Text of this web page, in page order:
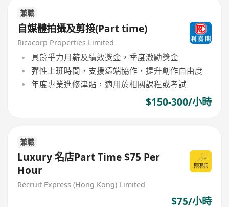
兼職
自媒體拍攝及剪接(Part time)
Ricacorp Properties Limited
具競爭力月薪及績效獎金，季度激勵獎金
彈性上班時間，支援遠端協作，提升創作自由度
年度專業進修津貼，適用於相關課程或考試
$150-300/小時
兼職
Luxury 名店Part Time $75 Per
Hour
Recruit Express (Hong Kong) Limited
$75/小時